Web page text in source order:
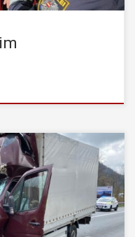
die STADFEUERWEHR
Tirol mittels stiller
Einsatzstichwort
Auf Höhe der